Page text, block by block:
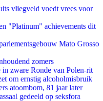
vliegveld voedt vrees voor
"Platinum" achievements dit
Mato Grosso
zomers
in zware Ronde van Polen-rit
om ernstig alcoholmisbruik
atoombom, 81 jaar later
gedeeld op seksfora